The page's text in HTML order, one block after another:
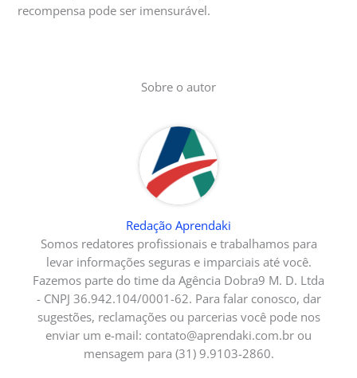
recompensa pode ser imensurável.
Sobre o autor
Redação Aprendaki
Somos redatores profissionais e trabalhamos para
levar informações seguras e imparciais até você.
Fazemos parte do time da Agência Dobra9 M. D. Ltda
- CNPJ 36.942.104/0001-62. Para falar conosco, dar
sugestões, reclamações ou parcerias você pode nos
enviar um e-mail: contato@aprendaki.com.br ou
mensagem para (31) 9.9103-2860.